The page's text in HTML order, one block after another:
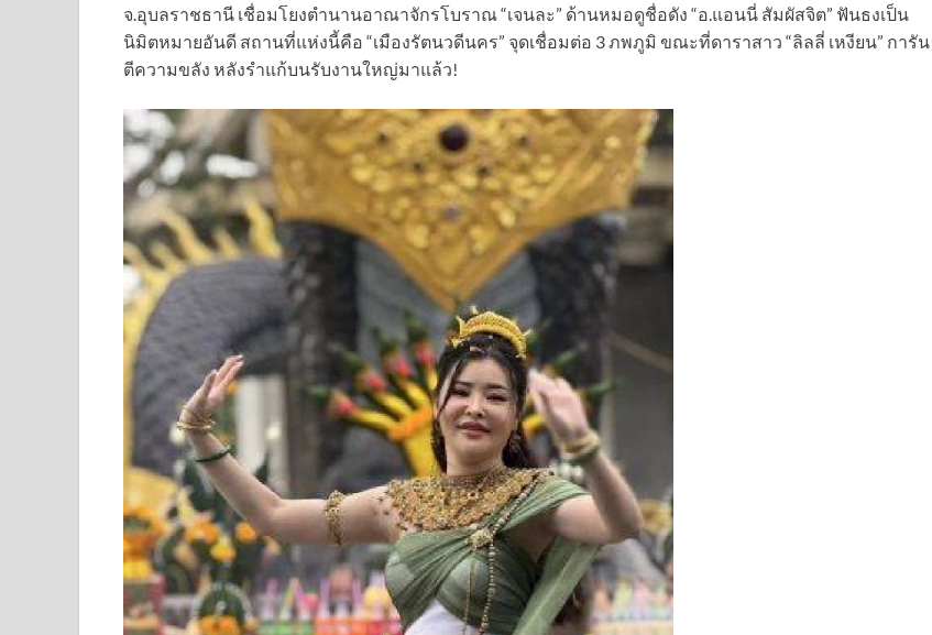
จ.อุบลราชธานี เชื่อมโยงตำนานอาณาจักรโบราณ “เจนละ” ด้านหมอดูชื่อดัง “อ.แอนนี่ สัมผัสจิต” ฟันธงเป็น
นิมิตหมายอันดี สถานที่แห่งนี้คือ “เมืองรัตนวดีนคร” จุดเชื่อมต่อ 3 ภพภูมิ ขณะที่ดาราสาว “ลิลลี่ เหงียน” การัน
ตีความขลัง หลังรำแก้บนรับงานใหญ่มาแล้ว!